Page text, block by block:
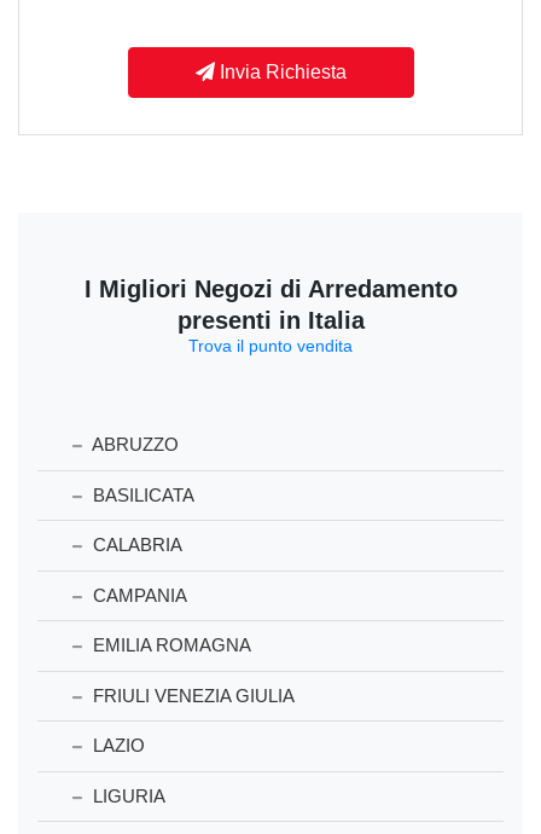
Invia Richiesta
I Migliori Negozi di Arredamento
presenti in Italia
Trova il punto vendita
ABRUZZO
BASILICATA
CALABRIA
CAMPANIA
EMILIA ROMAGNA
FRIULI VENEZIA GIULIA
LAZIO
LIGURIA